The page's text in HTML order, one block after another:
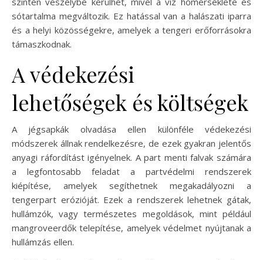
sótartalma megváltozik. Ez hatással van a halászati iparra
és a helyi közösségekre, amelyek a tengeri erőforrásokra
támaszkodnak.
A védekezési
lehetőségek és költségek
A jégsapkák olvadása ellen különféle védekezési
módszerek állnak rendelkezésre, de ezek gyakran jelentős
anyagi ráfordítást igényelnek. A part menti falvak számára
a legfontosabb feladat a partvédelmi rendszerek
kiépítése, amelyek segíthetnek megakadályozni a
tengerpart erózióját. Ezek a rendszerek lehetnek gátak,
hullámzók, vagy természetes megoldások, mint például
mangroveerdők telepítése, amelyek védelmet nyújtanak a
hullámzás ellen.